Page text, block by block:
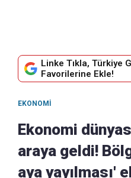
Linke Tıkla, Türkiye
Favorilerine Ekle!
EKONOMI
Ekonomi
araya geldi!
aya yayılması'